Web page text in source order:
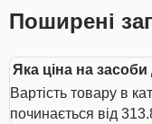
Поширені
Яка ціна на
Вартість товару в
починається від